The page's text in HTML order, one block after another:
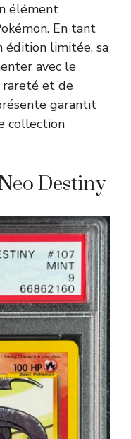
élément
En tant
édition limitée, sa
avec le
rareté et de
garantit
collection
Destiny